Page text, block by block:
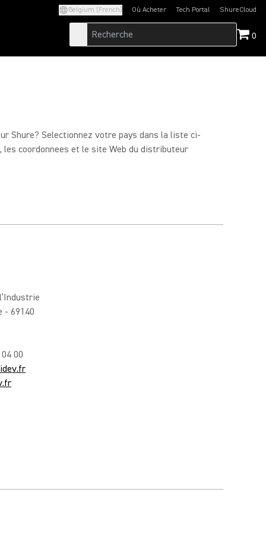
Belgium (French) Où Acheter Tech Portal
(Opens in a new tab)ShureCloud
(Opens in a new
0
Shure? Selectionnez votre pays dans la liste ci-
les coordonnees et le site Web du distributeur
- 69140
00